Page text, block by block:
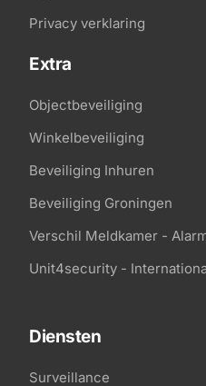
Privacy verklaring
Extra
Objectbeveiliging
Winkelbeveiliging
Beveiliging Inhuren
Beveiliging Groningen
Verschil Meldkamer -
Unit4security -
Diensten
Surveillance